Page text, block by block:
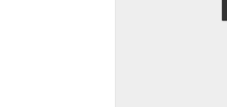
PARA VAGOS !!😆😲😳
DE LOS MEJORES
ver que es bastante cierto.